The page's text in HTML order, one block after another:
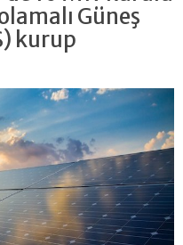
Güneş
kurup